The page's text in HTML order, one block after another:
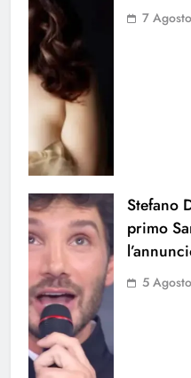
7
Stefano
primo
5